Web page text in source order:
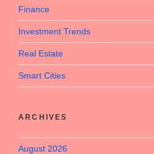
Finance
Investment Trends
Real Estate
Smart Cities
ARCHIVES
August 2026